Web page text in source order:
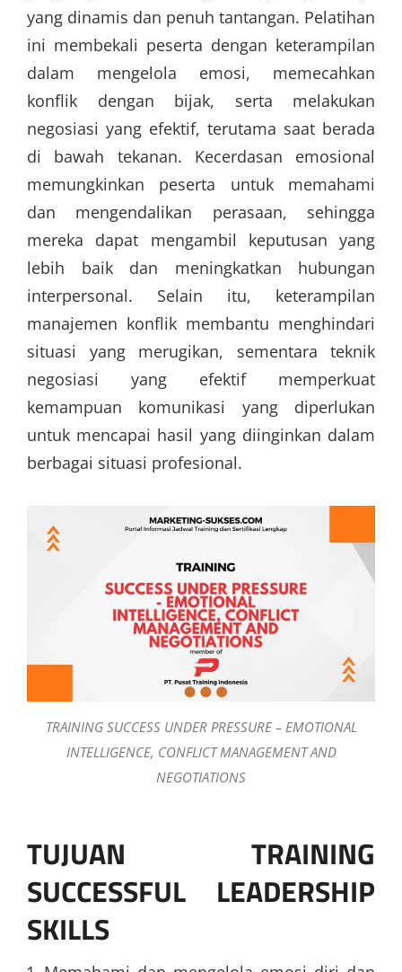
yang dinamis dan penuh tantangan. Pelatihan
ini membekali peserta dengan keterampilan
dalam mengelola emosi, memecahkan
konflik dengan bijak, serta melakukan
negosiasi yang efektif, terutama saat berada
di bawah tekanan. Kecerdasan emosional
memungkinkan peserta untuk memahami
dan mengendalikan perasaan, sehingga
mereka dapat mengambil keputusan yang
lebih baik dan meningkatkan hubungan
interpersonal. Selain itu, keterampilan
manajemen konflik membantu menghindari
situasi yang merugikan, sementara teknik
negosiasi yang efektif memperkuat
kemampuan komunikasi yang diperlukan
untuk mencapai hasil yang diinginkan dalam
berbagai situasi profesional.
TRAINING SUCCESS UNDER PRESSURE – EMOTIONAL
INTELLIGENCE, CONFLICT MANAGEMENT AND
NEGOTIATIONS
TUJUAN TRAINING
SUCCESSFUL LEADERSHIP
SKILLS